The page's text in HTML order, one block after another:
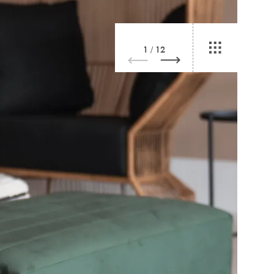
1 / 12